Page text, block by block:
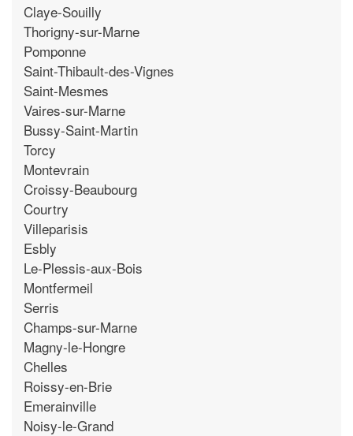
Claye-Souilly
Thorigny-sur-Marne
Pomponne
Saint-Thibault-des-Vignes
Saint-Mesmes
Vaires-sur-Marne
Bussy-Saint-Martin
Torcy
Montevrain
Croissy-Beaubourg
Courtry
Villeparisis
Esbly
Le-Plessis-aux-Bois
Montfermeil
Serris
Champs-sur-Marne
Magny-le-Hongre
Chelles
Roissy-en-Brie
Emerainville
Noisy-le-Grand